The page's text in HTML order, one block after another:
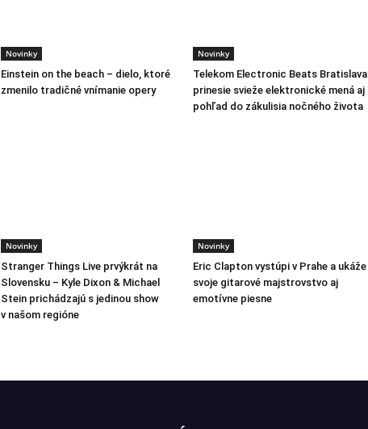
Novinky
Einstein on the beach – dielo, ktoré
zmenilo tradičné vnímanie opery
Novinky
Telekom Electronic Beats Bratislava
prinesie svieže elektronické mená aj
pohľad do zákulisia nočného života
Novinky
Stranger Things Live prvýkrát na
Slovensku – Kyle Dixon & Michael
Stein prichádzajú s jedinou show
v našom regióne
Novinky
Eric Clapton vystúpi v Prahe a ukáže
svoje gitarové majstrovstvo aj
emotívne piesne